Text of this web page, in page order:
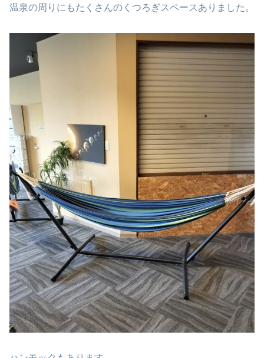
温泉の周りにもたくさんのくつろぎスペースありました。